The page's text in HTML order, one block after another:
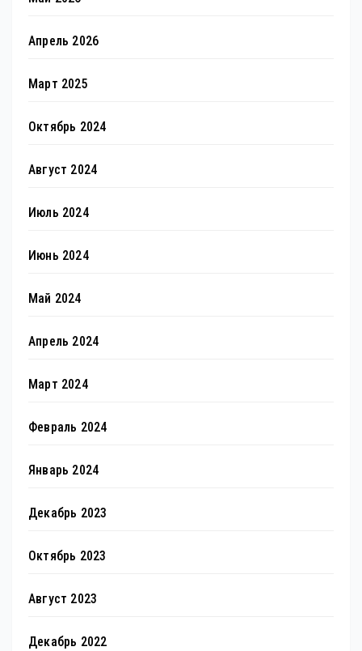
Апрель 2026
Март 2025
Октябрь 2024
Август 2024
Июль 2024
Июнь 2024
Май 2024
Апрель 2024
Март 2024
Февраль 2024
Январь 2024
Декабрь 2023
Октябрь 2023
Август 2023
Декабрь 2022